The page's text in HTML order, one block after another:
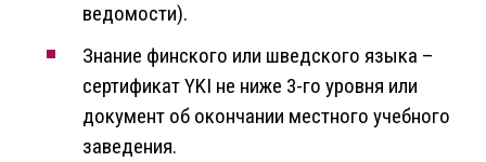
ведомости).
Знание финского или шведского языка –
сертификат YKI не ниже 3-го уровня или
документ об окончании местного учебного
заведения.